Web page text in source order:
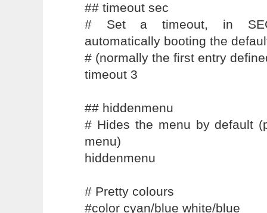
## timeout sec
# Set a timeout, in
automatically booting the
# (normally the first entry
timeout 3
## hiddenmenu
# Hides the menu by default
menu)
hiddenmenu
# Pretty colours
#color cyan/blue white/blue